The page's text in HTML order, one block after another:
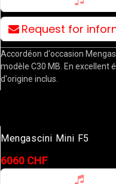
Request for
Accordéon d'occasion
modèle C30 MB. En excellent
d'origine inclus.
Mengascini Mini F5
6060 CHF